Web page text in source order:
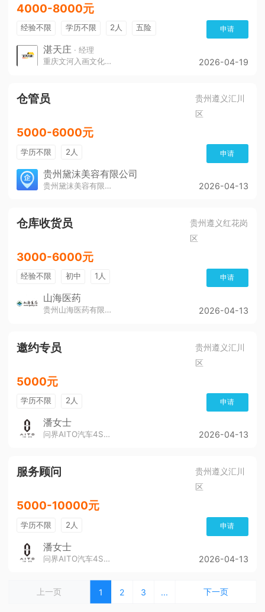
4000-8000元
经验不限 学历不限 2人
五险
带薪年假
年终奖
年底双薪
申请
湛天庄 · 经理
重庆文河入画文化传播责任有限公司
2026-04-19
仓管员
贵州遵义汇川
区
5000-6000元
学历不限 2人 申请
贵州黛沫美容有限公司
贵州黛沫美容有限公司 2026-04-13
仓库收货员
贵州遵义红花岗
区
3000-6000元
经验不限 初中 1人 申请
山海医药
贵州山海医药有限公司 2026-04-13
邀约专员
贵州遵义汇川
区
5000元
学历不限 2人 申请
潘女士
问界AITO汽车4S店（董公寺汽博城） 2026-04-13
服务顾问
贵州遵义汇川
区
5000-10000元
学历不限 2人 申请
潘女士
问界AITO汽车4S店（董公寺汽博城） 2026-04-13
上一页 1 2 3 ... 下一页